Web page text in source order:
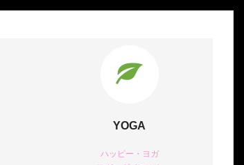
YOGA
ハッピー・ヨガ